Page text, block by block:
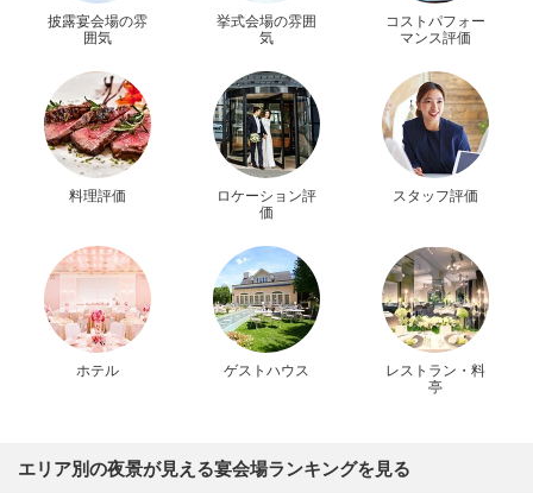
披露宴会場の雰
囲気
挙式会場の雰囲
気
コストパフォー
マンス評価
料理評価
ロケーション評
価
スタッフ評価
ホテル ゲストハウス
レストラン・料
亭
エリア別の夜景が見える宴会場ランキングを見る